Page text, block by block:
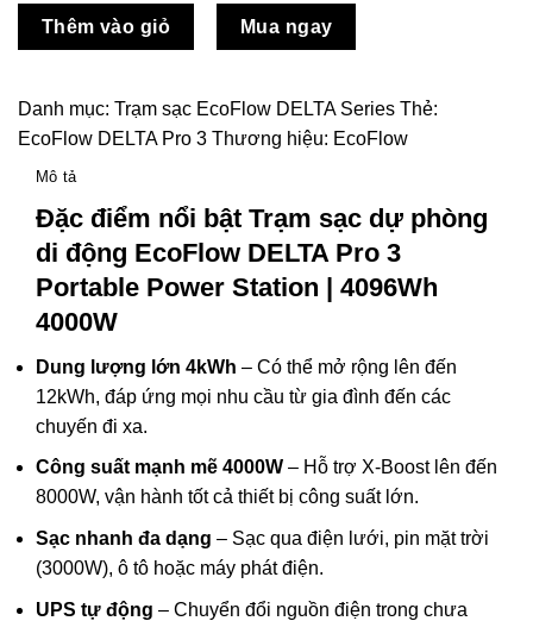
Trạm
DELTA
4096Wh
4000W
lượng
Thêm vào giỏ Mua ngay
Danh mục: Trạm sạc EcoFlow DELTA Series Thẻ:
EcoFlow DELTA Pro 3 Thương hiệu: EcoFlow
Mô tả
Đặc điểm nổi bật Trạm sạc dự phòng
di động EcoFlow DELTA Pro 3
Portable Power Station | 4096Wh
4000W
Dung lượng lớn 4kWh – Có thể mở rộng lên đến
12kWh, đáp ứng mọi nhu cầu từ gia đình đến các
chuyến đi xa.
Công suất mạnh mẽ 4000W – Hỗ trợ X-Boost lên đến
8000W, vận hành tốt cả thiết bị công suất lớn.
Sạc nhanh đa dạng – Sạc qua điện lưới, pin mặt trời
(3000W), ô tô hoặc máy phát điện.
UPS tự động – Chuyển đổi nguồn điện trong chưa